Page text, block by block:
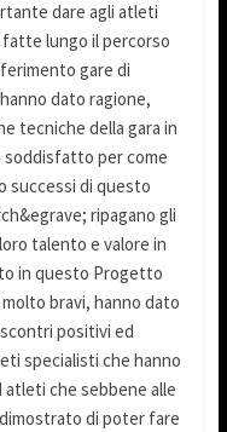
dare agli atleti
lungo il percorso
gare di
dato ragione,
tecniche della gara in
soddisfatto per come
successi di questo
ripagano gli
talento e valore in
in questo Progetto
bravi, hanno dato
positivi ed
specialisti che hanno
che sebbene alle
di poter fare